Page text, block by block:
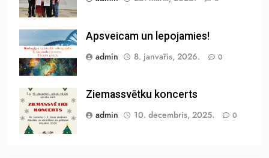
Apsveicam un lepojamies!
admin
8. janvāris, 2026. 0
Ziemassvētku koncerts
admin
10. decembris, 2025. 0